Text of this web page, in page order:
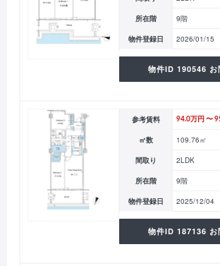
所在階 9階
物件登録日 2026/01/15
物件ID 190546 お
参考賃料 94.0万円 〜
㎡数 109.76㎡
間取り 2LDK
所在階 9階
物件登録日 2025/12/04
物件ID 187136 お